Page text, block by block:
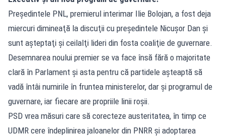
Preşedintele PNL, premierul interimar Ilie Bolojan, a fost deja
miercuri dimineaţă la discuţii cu preşedintele Nicuşor Dan şi
sunt aşteptaţi şi ceilalţi lideri din fosta coaliţie de guvernare.
Desemnarea noului premier se va face însă fără o majoritate
clară în Parlament și asta pentru că partidele așteaptă să
vadă întâi numirile în fruntea ministerelor, dar și programul de
guvernare, iar fiecare are propriile linii roșii.
PSD vrea măsuri care să corecteze austeritatea, în timp ce
UDMR cere îndeplinirea jaloanelor din PNRR și adoptarea